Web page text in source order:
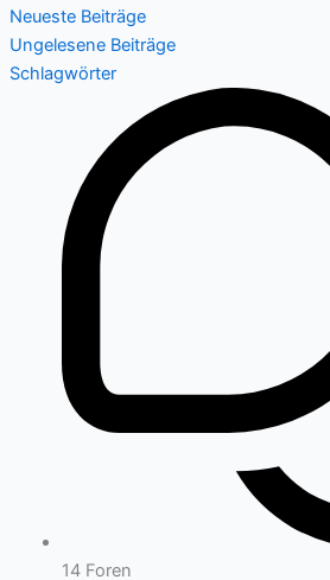
Neueste Beiträge
Ungelesene Beiträge
Schlagwörter
14 Foren